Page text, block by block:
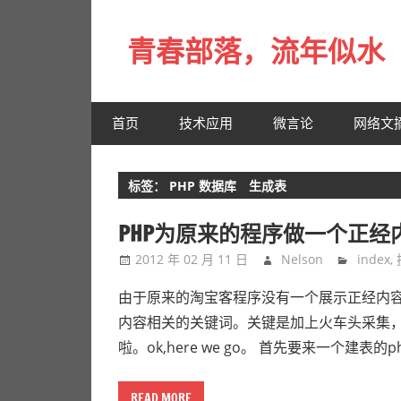
content青春部落，流年似水
春
是
一
场
远
行，
总
记
不
起
来
时
的
首页 技术应用 微言论 网络文
标签： PHP 数据库 生成表
PHP为原来的程序做一个正
2012 年 02 月 11 日 Nelson index,
由于原来的淘宝客程序没有一个展示正经内
内容相关的关键词。关键是加上火车头采集
啦。ok,here we go。 首先要来一个建表的